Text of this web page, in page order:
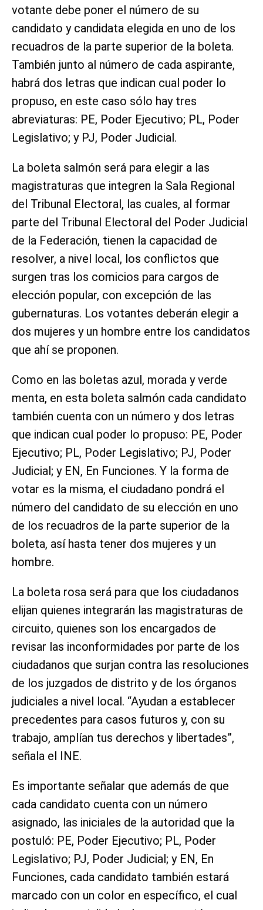
votante debe poner el número de su
candidato y candidata elegida en uno de los
recuadros de la parte superior de la boleta.
También junto al número de cada aspirante,
habrá dos letras que indican cual poder lo
propuso, en este caso sólo hay tres
abreviaturas: PE, Poder Ejecutivo; PL, Poder
Legislativo; y PJ, Poder Judicial.
La boleta salmón será para elegir a las
magistraturas que integren la Sala Regional
del Tribunal Electoral, las cuales, al formar
parte del Tribunal Electoral del Poder Judicial
de la Federación, tienen la capacidad de
resolver, a nivel local, los conflictos que
surgen tras los comicios para cargos de
elección popular, con excepción de las
gubernaturas. Los votantes deberán elegir a
dos mujeres y un hombre entre los candidatos
que ahí se proponen.
Como en las boletas azul, morada y verde
menta, en esta boleta salmón cada candidato
también cuenta con un número y dos letras
que indican cual poder lo propuso: PE, Poder
Ejecutivo; PL, Poder Legislativo; PJ, Poder
Judicial; y EN, En Funciones. Y la forma de
votar es la misma, el ciudadano pondrá el
número del candidato de su elección en uno
de los recuadros de la parte superior de la
boleta, así hasta tener dos mujeres y un
hombre.
La boleta rosa será para que los ciudadanos
elijan quienes integrarán las magistraturas de
circuito, quienes son los encargados de
revisar las inconformidades por parte de los
ciudadanos que surjan contra las resoluciones
de los juzgados de distrito y de los órganos
judiciales a nivel local. “Ayudan a establecer
precedentes para casos futuros y, con su
trabajo, amplían tus derechos y libertades”,
señala el INE.
Es importante señalar que además de que
cada candidato cuenta con un número
asignado, las iniciales de la autoridad que la
postuló: PE, Poder Ejecutivo; PL, Poder
Legislativo; PJ, Poder Judicial; y EN, En
Funciones, cada candidato también estará
marcado con un color en específico, el cual